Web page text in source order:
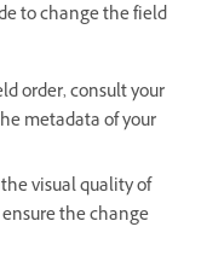
to change the field
order, consult your
metadata of your
visual quality of
the change